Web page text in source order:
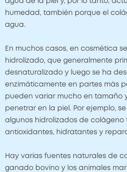
humedad, también porque el
agua.
En muchos casos, en cosmética
hidrolizado, que generalmente
desnaturalizado y luego se ha
enzimáticamente en partes más
pueden variar mucho en tamaño
penetrar en la piel. Por ejemplo,
algunos hidrolizados de
antioxidantes, hidratantes y
Hay varias fuentes naturales de
ganado bovino y los animales